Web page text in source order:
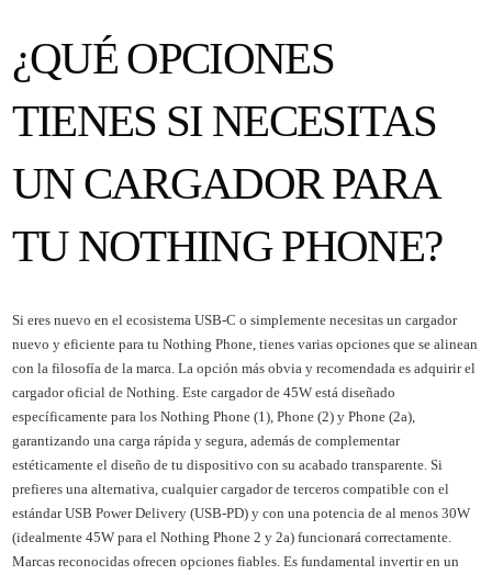
¿QUÉ OPCIONES
TIENES SI NECESITAS
UN CARGADOR PARA
TU NOTHING PHONE?
Si eres nuevo en el ecosistema USB-C o simplemente necesitas un cargador
nuevo y eficiente para tu Nothing Phone, tienes varias opciones que se alinean
con la filosofía de la marca. La opción más obvia y recomendada es adquirir el
cargador oficial de Nothing. Este cargador de 45W está diseñado
específicamente para los Nothing Phone (1), Phone (2) y Phone (2a),
garantizando una carga rápida y segura, además de complementar
estéticamente el diseño de tu dispositivo con su acabado transparente. Si
prefieres una alternativa, cualquier cargador de terceros compatible con el
estándar USB Power Delivery (USB-PD) y con una potencia de al menos 30W
(idealmente 45W para el Nothing Phone 2 y 2a) funcionará correctamente.
Marcas reconocidas ofrecen opciones fiables. Es fundamental invertir en un